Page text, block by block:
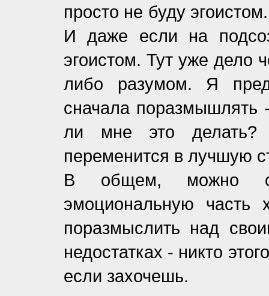
просто не буду
И даже если на
эгоистом. Тут уже дело
либо разумом. Я
сначала
ли мне это делать?
переменится в лучшую
В общем, можно
эмоциональную часть
поразмыслить над
недостатках - никто
если захочешь.